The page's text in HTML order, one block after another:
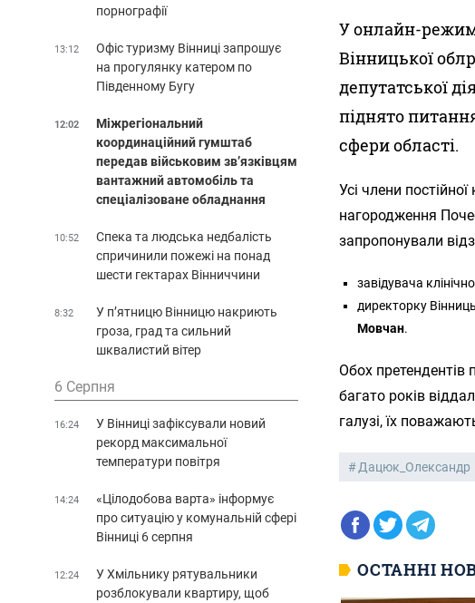
У онлайн-
Вінницької
депутатської
піднято
сфери області.
Усі члени
нагородження
запропонували
завідувача
директорку
Мовчан.
Обох
багато років
галузі, їх
Дацюк_Олександр
ОСТАННІ
порнографії
13:12
Офіс туризму Вінниці запрошує
на прогулянку катером по
Південному Бугу
12:02
Міжрегіональний
координаційний гумштаб
передав військовим зв’язківцям
вантажний автомобіль та
спеціалізоване обладнання
10:52
Спека та людська недбалість
спричинили пожежі на понад
шести гектарах Вінниччини
8:32
У п’ятницю Вінницю накриють
гроза, град та сильний
шквалистий вітер
6 Серпня
16:24
У Вінниці зафіксували новий
рекорд максимальної
температури повітря
14:24
«Цілодобова варта» інформує
про ситуацію у комунальній сфері
Вінниці 6 серпня
12:24
У Хмільнику рятувальники
розблокували квартиру, щоб